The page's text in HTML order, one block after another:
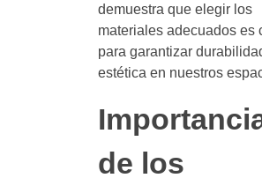
demuestra que elegir los
materiales adecuados es
para garantizar
estética en nuestros
de los